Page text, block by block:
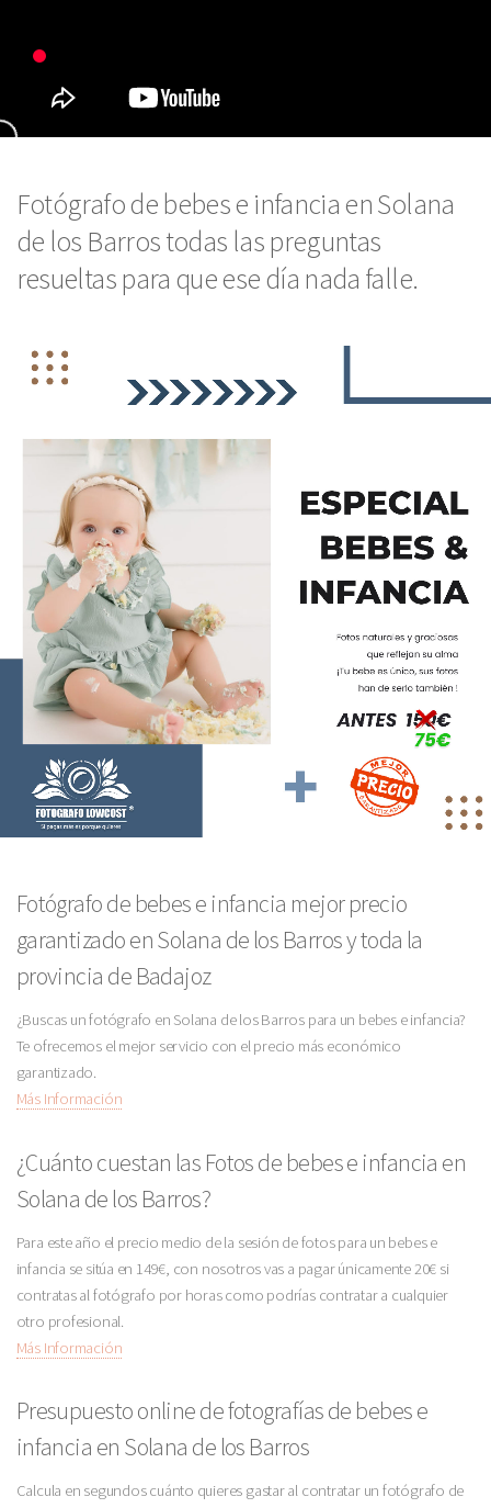
Fotógrafo de bebes e infancia en Solana
de los Barros todas las preguntas
resueltas para que ese día nada falle.
Fotógrafo de bebes e infancia mejor precio
garantizado en Solana de los Barros y toda la
provincia de Badajoz
¿Buscas un fotógrafo en Solana de los Barros para un bebes e infancia?
Te ofrecemos el mejor servicio con el precio más económico
garantizado.
Más Información
¿Cuánto cuestan las Fotos de bebes e infancia en
Solana de los Barros?
Para este año el precio medio de la sesión de fotos para un bebes e
infancia se sitúa en 149€, con nosotros vas a pagar únicamente 20€ si
contratas al fotógrafo por horas como podrías contratar a cualquier
otro profesional.
Más Información
Presupuesto online de fotografías de bebes e
infancia en Solana de los Barros
Calcula en segundos cuánto quieres gastar al contratar un fotógrafo de